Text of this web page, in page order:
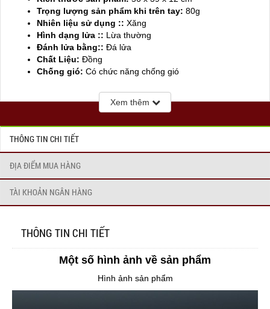
Trọng lượng sản phẩm khi trên tay: 80g
Nhiên liệu sử dụng :: Xăng
Hình dạng lửa :: Lừa thường
Đánh lửa bằng:: Đá lửa
Chất Liệu: Đồng
Chống gió: Có chức năng chống gió
Xem thêm
THÔNG TIN CHI TIẾT
ĐỊA ĐIỂM MUA HÀNG
TÀI KHOẢN NGÂN HÀNG
THÔNG TIN CHI TIẾT
Một số hình ảnh về sản phẩm
Hình ảnh sản phẩm